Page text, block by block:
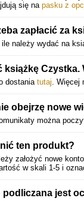
się na pasku z
zapłacić za
należy wydać na
książkę
dostaniatutaj. Więcej
obejrzę nowe
można
ten produkt?
założyć nowe
w skali 1-5 i
jest